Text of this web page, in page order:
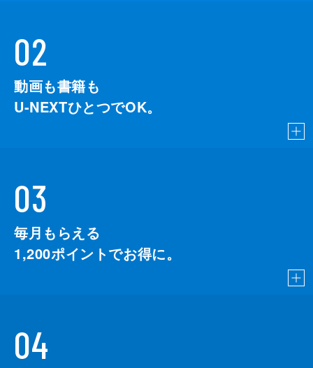
02
動画も書籍も
U-NEXTひとつでOK。
03
毎月もらえる
1,200ポイントでお得に。
04